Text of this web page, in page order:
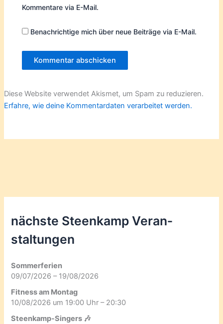
Kommentare via E-Mail.
Benachrichtige mich über neue Beiträge via E-Mail.
Diese Website verwendet Akismet, um Spam zu reduzieren.
Erfahre, wie deine Kommentardaten verarbeitet werden.
nächste Steenkamp Veran­
staltungen
Sommerferien
09/07/2026 – 19/08/2026
Fitness am Montag
10/08/2026 um 19:00 Uhr – 20:30
Steenkamp-Singers 🎶